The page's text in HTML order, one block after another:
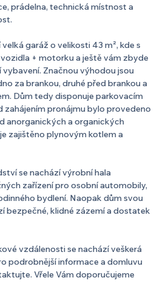
prádelna, technická místnost a
garáž o velikosti 43 m², kde s
+ motorku a ještě vám zbyde
Značnou výhodou jsou
za brankou, druhé před brankou a
Dům tedy disponuje parkovacím
zahájením pronájmu bylo provedeno
anorganických a organických
zajištěno plynovým kotlem a
se nachází výrobní hala
zařízení pro osobní automobily,
bydlení. Naopak dům svou
bezpečné, klidné zázemí a dostatek
vzdálenosti se nachází veškerá
podrobnější informace a domluvu
Vřele Vám doporučujeme